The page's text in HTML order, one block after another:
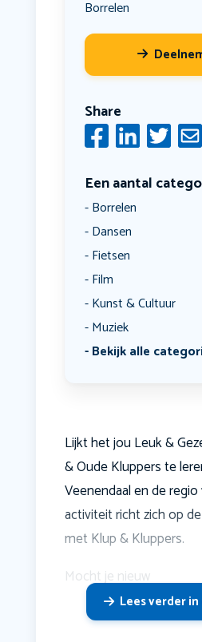
Borrelen
Share
Een aantal
Borrelen
Dansen
Fietsen
Film
Kunst & Cultuur
Muziek
Bekijk alle
Lijkt het jou Leuk &
& Oude Kluppers te
Veenendaal en de
activiteit richt zich op
met Klup & Kluppers.
Mocht je nieuw
Lees verder